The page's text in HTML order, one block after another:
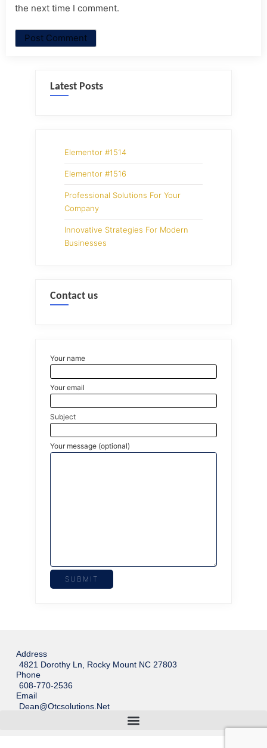
the next time I comment.
Latest Posts
Elementor #1514
Elementor #1516
Professional Solutions For Your
Company
Innovative Strategies For Modern
Businesses
Contact us
Your name
Your email
Subject
Your message (optional)
Address
4821 Dorothy Ln, Rocky Mount NC 27803
Phone
608-770-2536
Email
Dean@otcsolutions.net